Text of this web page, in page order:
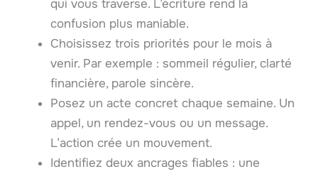
qui vous traverse. L’écriture rend la
confusion plus maniable.
Choisissez trois priorités pour le mois à
venir. Par exemple : sommeil régulier, clarté
financière, parole sincère.
Posez un acte concret chaque semaine. Un
appel, un rendez-vous ou un message.
L’action crée un mouvement.
Identifiez deux ancrages fiables : une